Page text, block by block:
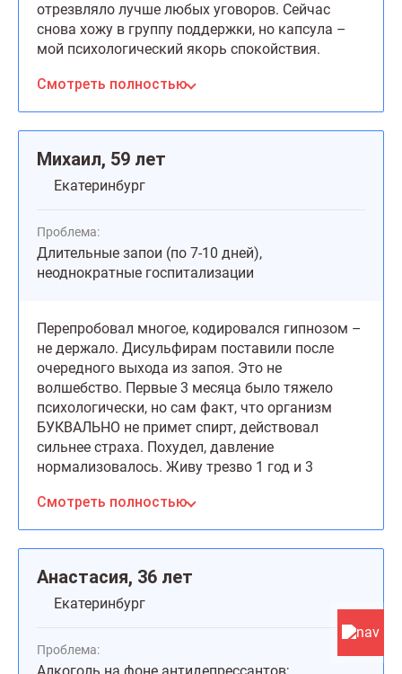
отрезвляло лучше любых уговоров. Сейчас
снова хожу в группу поддержки, но капсула –
мой психологический якорь спокойствия.
Смотреть полностью
Михаил, 59 лет
Екатеринбург
Проблема:
Длительные запои (по 7-10 дней),
неоднократные госпитализации
Перепробовал многое, кодировался гипнозом –
не держало. Дисульфирам поставили после
очередного выхода из запоя. Это не
волшебство. Первые 3 месяца было тяжело
психологически, но сам факт, что организм
БУКВАЛЬНО не примет спирт, действовал
сильнее страха. Похудел, давление
нормализовалось. Живу трезво 1 год и 3
лет. Не как у всех, но мне подошло.
Смотреть полностью
Анастасия, 36 лет
Екатеринбург
Проблема: